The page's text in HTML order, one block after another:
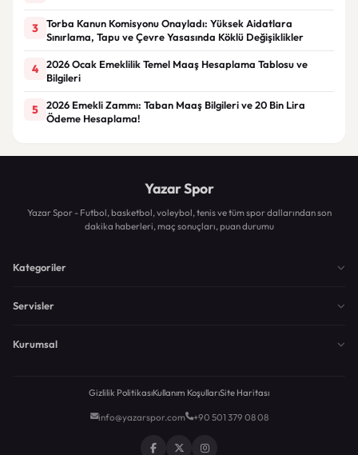
3
Torba Kanun Komisyonu Onayladı: Yüksek Aidatlara
Sınırlama, Tapu ve Çevre Yasasında Köklü Değişiklikler
4
2026 Ocak Emeklilik Temel Maaş Hesaplama Tablosu ve
Bilgileri
5
2026 Emekli Zammı: Taban Maaş Bilgileri ve 20 Bin Lira
Ödeme Hesaplama!
Yazar Spor
Yazar Spor - Futbol, basketbol, voleybol, tenis ve tüm spor dallarından son
dakika haberleri, maç sonuçları, puan durumu
Kategoriler
Servisler
Kurumsal
Gizlilik PolitikasıKullanım KoşullarıSite Haritası
info@yazarspor.com +90 501 379 08 08